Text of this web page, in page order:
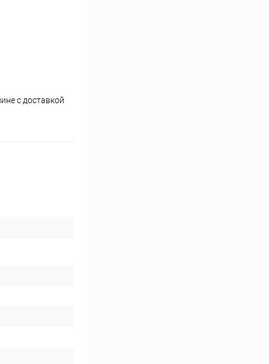
с доставкой